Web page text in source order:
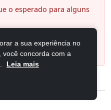
o esperado para alguns
a sua experiência no
você concorda com a
Leia mais